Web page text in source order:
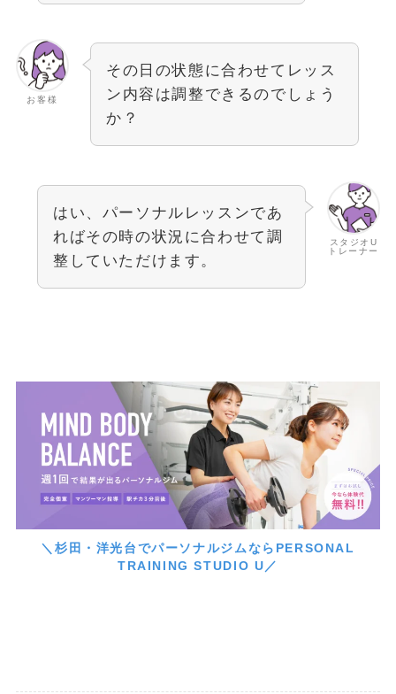
お客様
その日の状態に合わせてレッス
ン内容は調整できるのでしょう
か？
スタジオU
トレーナー
はい、パーソナルレッスンであ
ればその時の状況に合わせて調
整していただけます。
＼杉田・洋光台でパーソナルジムならPERSONAL
TRAINING STUDIO U／